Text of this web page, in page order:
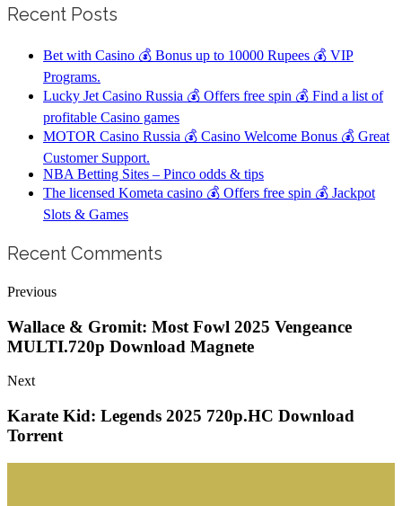
Recent Posts
Bet with Casino 💰 Bonus up to 10000 Rupees 💰 VIP
Programs.
Lucky Jet Casino Russia 💰 Offers free spin 💰 Find a list of
profitable Casino games
MOTOR Casino Russia 💰 Casino Welcome Bonus 💰 Great
Customer Support.
NBA Betting Sites – Pinco odds & tips
The licensed Kometa casino 💰 Offers free spin 💰 Jackpot
Slots & Games
Recent Comments
Previous
Wallace & Gromit: Most Fowl 2025 Vengeance
MULTI.720p Download Magnete
Next
Karate Kid: Legends 2025 720p.HC Download
Torrent